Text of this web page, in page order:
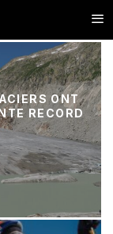
ONT
RECORD